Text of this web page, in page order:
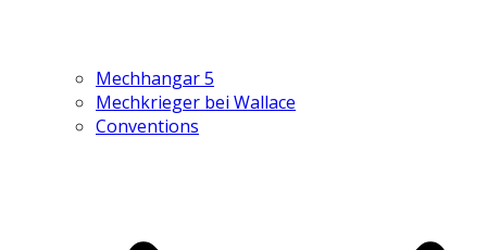
Mechhangar 5
Mechkrieger bei Wallace
Conventions